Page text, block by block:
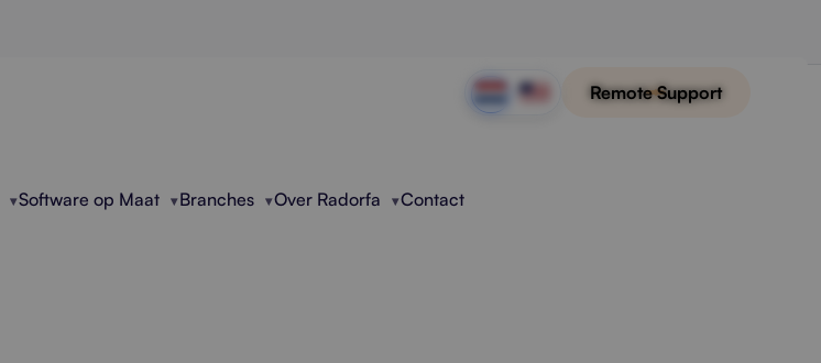
Remote Support
Software op Maat Branches Over Radorfa Contact